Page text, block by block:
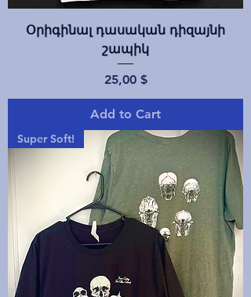
Օրիգինալ դասական դիզայնի
շապիկ
Price
25,00 $
Add to Cart
Super Soft!